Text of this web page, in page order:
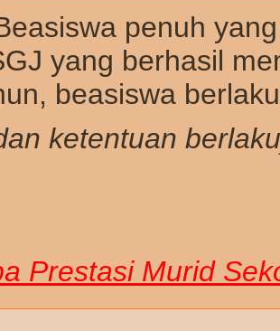
penuh
yang berhasil
beasiswa
ketentuan
Prestasi Murid